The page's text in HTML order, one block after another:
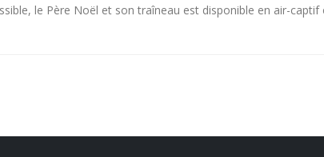
le Père Noël et son traîneau est disponible en air-captif